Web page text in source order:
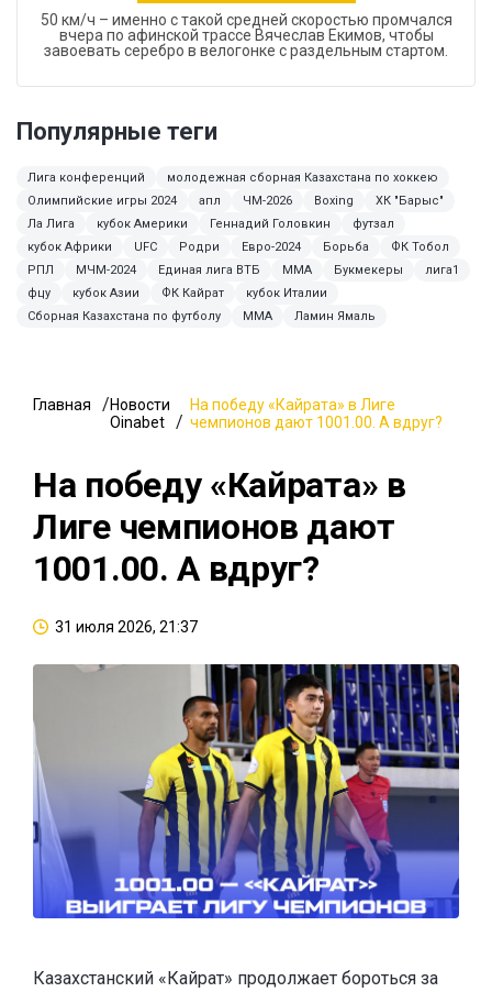
50 км/ч – именно с такой средней скоростью промчался
вчера по афинской трассе Вячеслав Екимов, чтобы
завоевать серебро в велогонке с раздельным стартом.
Популярные теги
Лига конференций
молодежная сборная Казахстана по хоккею
Олимпийские игры 2024
апл ЧМ-2026 Boxing
ХК "Барыс"
Ла Лига
кубок Америки Геннадий Головкин
футзал
кубок Африки
UFC Родри Евро-2024 Борьба
ФК Тобол
РПЛ
МЧМ-2024 Единая лига ВТБ MMA Букмекеры
лига1
фцу
кубок Азии ФК Кайрат
кубок Италии
Сборная Казахстана по футболу
ММА Ламин Ямаль
Главная
Новости
Oinabet
На победу «Кайрата» в Лиге
чемпионов дают 1001.00. А вдруг?
На победу «Кайрата» в
Лиге чемпионов дают
1001.00. А вдруг?
31 июля 2026, 21:37
Казахстанский «Кайрат» продолжает бороться за